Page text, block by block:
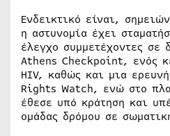
Ενδεικτικό είναι,
η αστυνομία έχει
έλεγχο συμμετέχοντες σε
Athens Checkpoint, ενός
HIV, καθώς και μια
Rights Watch, ενώ στο
έθεσε υπό κράτηση και
ομάδας δρόμου σε